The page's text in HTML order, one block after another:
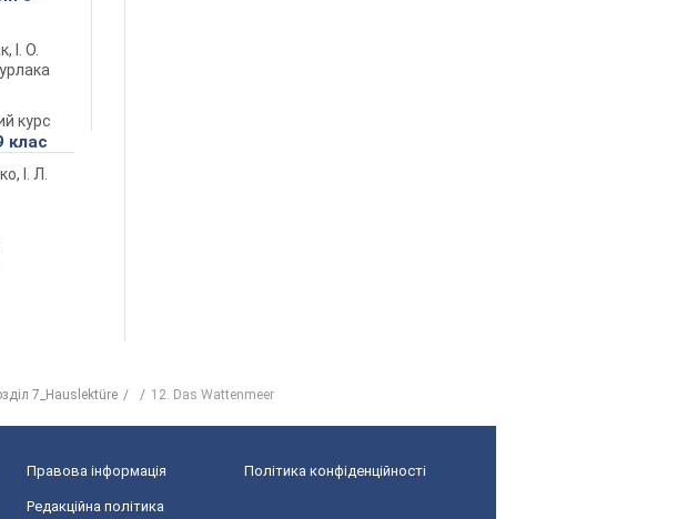
І. О.
курс
клас
І. Л.
7_Hauslektüre 12. Das Wattenmeer
Правова інформація Політика конфіденційності
Редакційна політика